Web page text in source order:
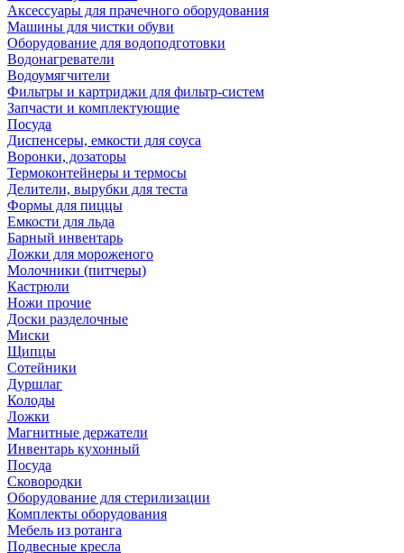
Аксессуары для прачечного оборудования
Машины для чистки обуви
Оборудование для водоподготовки
Водонагреватели
Водоумягчители
Фильтры и картриджи для фильтр-систем
Запчасти и комплектующие
Посуда
Диспенсеры, емкости для соуса
Воронки, дозаторы
Термоконтейнеры и термосы
Делители, вырубки для теста
Формы для пиццы
Емкости для льда
Барный инвентарь
Ложки для мороженого
Молочники (питчеры)
Кастрюли
Ножи прочие
Доски разделочные
Миски
Щипцы
Сотейники
Дуршлаг
Колоды
Ложки
Магнитные держатели
Инвентарь кухонный
Посуда
Сковородки
Оборудование для стерилизации
Комплекты оборудования
Мебель из ротанга
Подвесные кресла